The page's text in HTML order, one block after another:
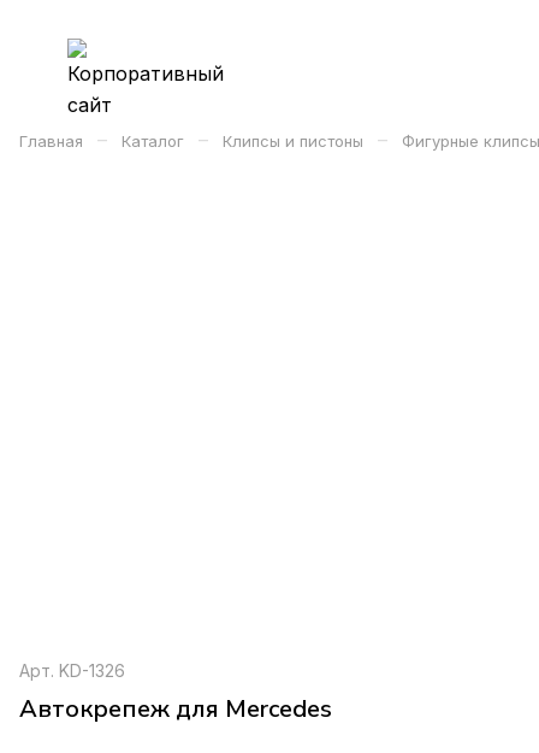
Главная – Каталог – Клипсы и пистоны – Фигурные
Арт. KD-1326
Автокрепеж для Mercedes